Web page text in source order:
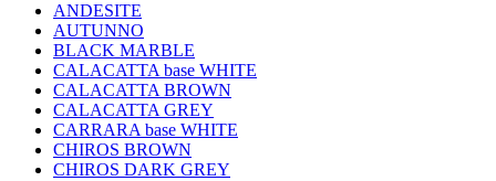
ANDESITE
AUTUNNO
BLACK MARBLE
CALACATTA base WHITE
CALACATTA BROWN
CALACATTA GREY
CARRARA base WHITE
CHIROS BROWN
CHIROS DARK GREY